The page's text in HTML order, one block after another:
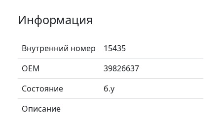
Информация
Внутренний номер
15435
ОЕМ
39826637
Состояние
б.у
Описание